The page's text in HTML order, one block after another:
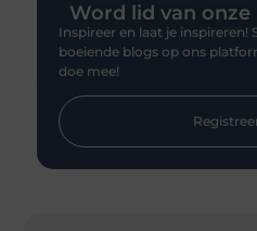
Word lid van
Inspireer en laat je inspireren!
boeiende blogs op ons
doe mee!